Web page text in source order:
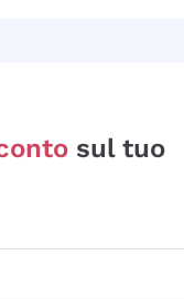
sul tuo